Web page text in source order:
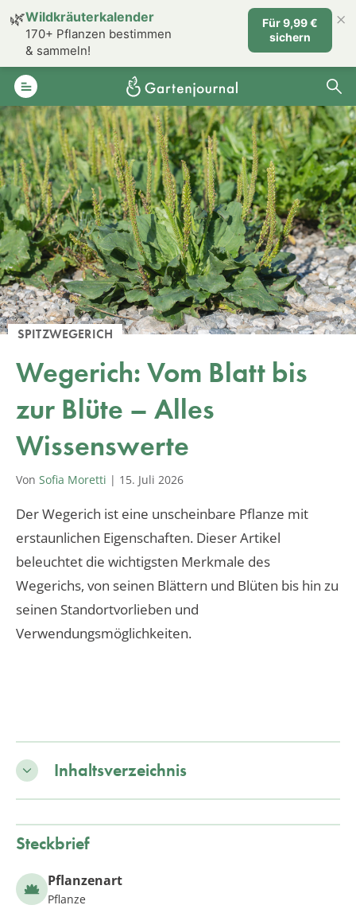
SPITZWEGERICH
Wegerich: Vom Blatt bis
zur Blüte – Alles
Wissenswerte
Von Sofia Moretti | 15. Juli 2026
Der Wegerich ist eine unscheinbare Pflanze mit
erstaunlichen Eigenschaften. Dieser Artikel
beleuchtet die wichtigsten Merkmale des
Wegerichs, von seinen Blättern und Blüten bis hin zu
seinen Standortvorlieben und
Verwendungsmöglichkeiten.
Inhaltsverzeichnis
Steckbrief
Pflanzenart
Pflanze
🌿Wildkräuterkalender
170+ Pflanzen bestimmen
& sammeln!
Für 9,99 €
sichern
×